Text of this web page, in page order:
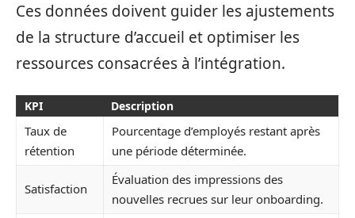
Ces données doivent guider les ajustements
de la structure d’accueil et optimiser les
ressources consacrées à l’intégration.
KPI Description
Taux de
rétention
Pourcentage d’employés restant après
une période déterminée.
Satisfaction
Évaluation des impressions des
nouvelles recrues sur leur onboarding.